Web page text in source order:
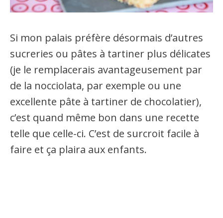
Si mon palais préfère désormais d’autres
sucreries ou pâtes à tartiner plus délicates
(je le remplacerais avantageusement par
de la nocciolata, par exemple ou une
excellente pâte à tartiner de chocolatier),
c’est quand même bon dans une recette
telle que celle-ci. C’est de surcroit facile à
faire et ça plaira aux enfants.